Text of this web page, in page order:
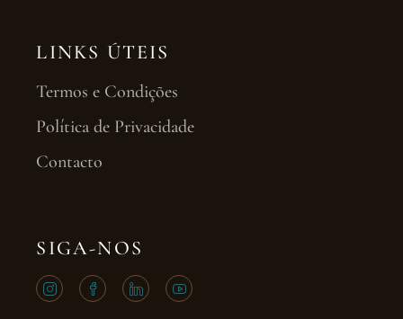
LINKS ÚTEIS
Termos e Condições
Política de Privacidade
Contacto
SIGA-NOS